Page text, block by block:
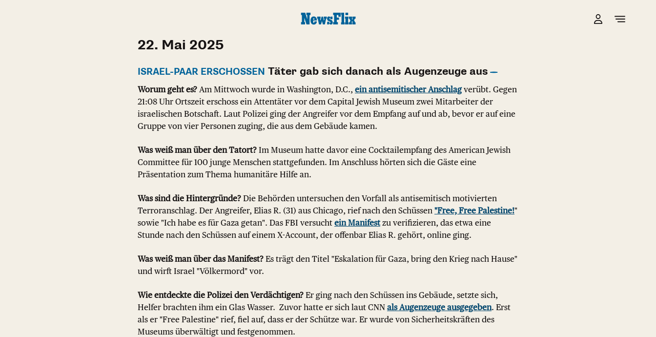
22. Mai 2025
ISRAEL-PAAR ERSCHOSSEN Täter gab sich danach als Augenzeuge aus
Worum geht es? Am Mittwoch wurde in Washington, D.C., ein antisemitischer Anschlagverübt. Gegen
21:08 Uhr Ortszeit erschoss ein Attentäter vor dem Capital Jewish Museum zwei Mitarbeiter der
israelischen Botschaft. Laut Polizei ging der Angreifer vor dem Empfang auf und ab, bevor er auf eine
Gruppe von vier Personen zuging, die aus dem Gebäude kamen.
Was weiß man über den Tatort? Im Museum hatte davor eine Cocktailempfang des American Jewish
Committee für 100 junge Menschen stattgefunden. Im Anschluss hörten sich die Gäste eine
Präsentation zum Thema humanitäre Hilfe an.
Was sind die Hintergründe? Die Behörden untersuchen den Vorfall als antisemitisch motivierten
Terroranschlag. Der Angreifer, Elias R. (31) aus Chicago, rief nach den Schüssen "Free, Free Palestine!"
sowie "Ich habe es für Gaza getan". Das FBI versucht ein Manifestzu verifizieren, das etwa eine
Stunde nach den Schüssen auf einem X-Account, der offenbar Elias R. gehört, online ging.
Was weiß man über das Manifest? Es trägt den Titel "Eskalation für Gaza, bring den Krieg nach Hause"
und wirft Israel "Völkermord" vor.
Wie entdeckte die Polizei den Verdächtigen? Er ging nach den Schüssen ins Gebäude, setzte sich,
Helfer brachten ihm ein Glas Wasser. Zuvor hatte er sich laut CNN als Augenzeuge ausgegeben. Erst
als er "Free Palestine" rief, fiel auf, dass er der Schütze war. Er wurde von Sicherheitskräften des
Museums überwältigt und festgenommen.